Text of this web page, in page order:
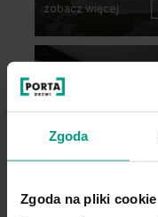
Zgoda
Zgoda na pliki cookie
zobacz więcej
WOLSZTYN
MIESZKANIE
PRYWATNE